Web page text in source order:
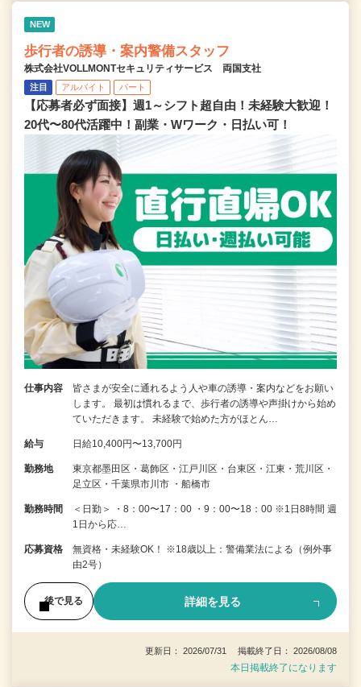
NEW
歩行者の誘導・案内警備スタッフ
株式会社VOLLMONTセキュリティサービス 両国支社
注目 アルバイト パート
【応募者必ず面接】週1～シフト超自由！未経験大歓迎！
20代〜80代活躍中！副業・Wワーク・日払い可！
仕事内容
皆さまが安全に通れるよう人や車の誘導・案内などをお願い
します。 最初は慣れるまで、歩行者の誘導や声掛けから始め
ていただきます。 未経験で始めた方がほとん…
給与 日給10,400円〜13,700円
勤務地
東京都墨田区・葛飾区・江戸川区・台東区・江東・荒川区・
足立区・千葉県市川市 ・船橋市
勤務時間
＜日勤＞ ・8：00〜17：00 ・9：00〜18：00 ※1日8時間 週
1日から応…
応募資格
無資格・未経験OK！ ※18歳以上：警備業法による（例外事
由2号）
後で見る 詳細を見る
更新日： 2026/07/31 掲載終了日： 2026/08/08
本日掲載終了になります